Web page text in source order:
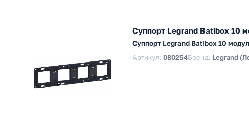
Суппорт Legrand Batibox 10
Суппорт Legrand Batibox 10
Артикул: 080254Бренд: Legrand